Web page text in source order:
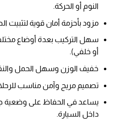
النوم أو الحركة.
مزود بأحزمة أمان قوية لتثبيت
سهل التركيب بعدة أوضاع
أو خلفي).
خفيف الوزن وسهل الحمل
تصميم مريح وآمن مناسب
يساعد في الحفاظ على
داخل السيارة.